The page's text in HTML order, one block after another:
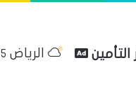
الرياض